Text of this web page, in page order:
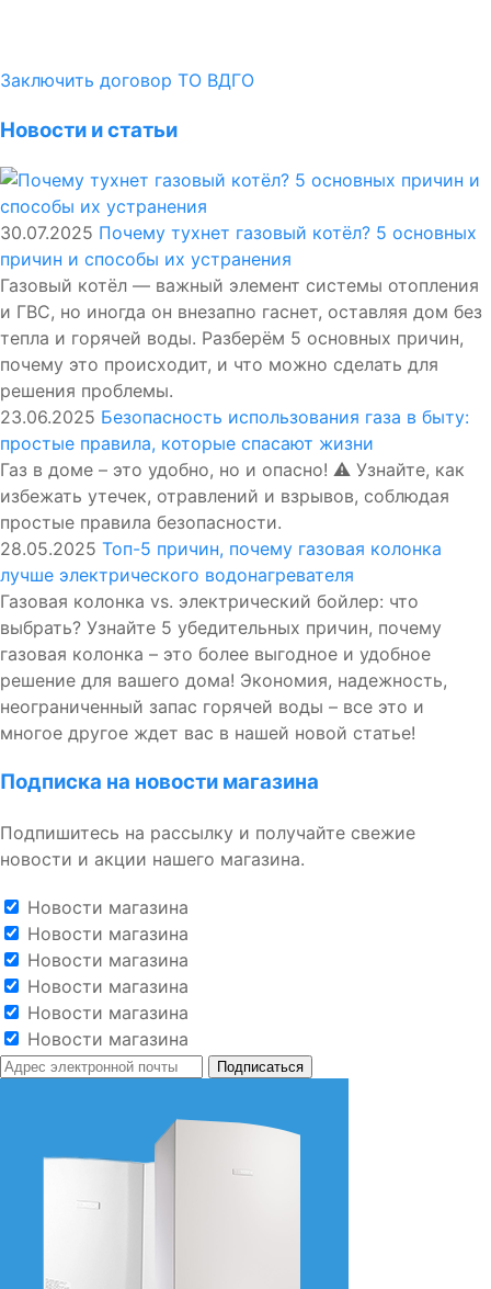
Заключить договор ТО ВДГО
Новости и статьи
30.07.2025 Почему тухнет газовый котёл? 5 основных
причин и способы их устранения
Газовый котёл — важный элемент системы отопления
и ГВС, но иногда он внезапно гаснет, оставляя дом без
тепла и горячей воды. Разберём 5 основных причин,
почему это происходит, и что можно сделать для
решения проблемы.
23.06.2025 Безопасность использования газа в быту:
простые правила, которые спасают жизни
Газ в доме – это удобно, но и опасно! ⚠️ Узнайте, как
избежать утечек, отравлений и взрывов, соблюдая
простые правила безопасности.
28.05.2025 Топ-5 причин, почему газовая колонка
лучше электрического водонагревателя
Газовая колонка vs. электрический бойлер: что
выбрать? Узнайте 5 убедительных причин, почему
газовая колонка – это более выгодное и удобное
решение для вашего дома! Экономия, надежность,
неограниченный запас горячей воды – все это и
многое другое ждет вас в нашей новой статье!
Подписка на новости магазина
Подпишитесь на рассылку и получайте свежие
новости и акции нашего магазина.
Новости магазина
Новости магазина
Новости магазина
Новости магазина
Новости магазина
Новости магазина